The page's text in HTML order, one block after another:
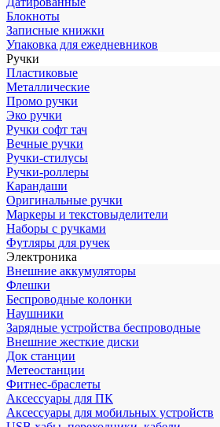
Блокноты
Записные книжки
Упаковка для ежедневников
Ручки
Пластиковые
Металлические
Промо ручки
Эко ручки
Ручки софт тач
Вечные ручки
Ручки-стилусы
Ручки-роллеры
Карандаши
Оригинальные ручки
Маркеры и текстовыделители
Наборы с ручками
Футляры для ручек
Электроника
Внешние аккумуляторы
Флешки
Беспроводные колонки
Наушники
Зарядные устройства беспроводные
Внешние жесткие диски
Док станции
Метеостанции
Фитнес-браслеты
Аксессуары для ПК
Аксессуары для мобильных устройств